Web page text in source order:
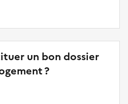
un bon dossier
?